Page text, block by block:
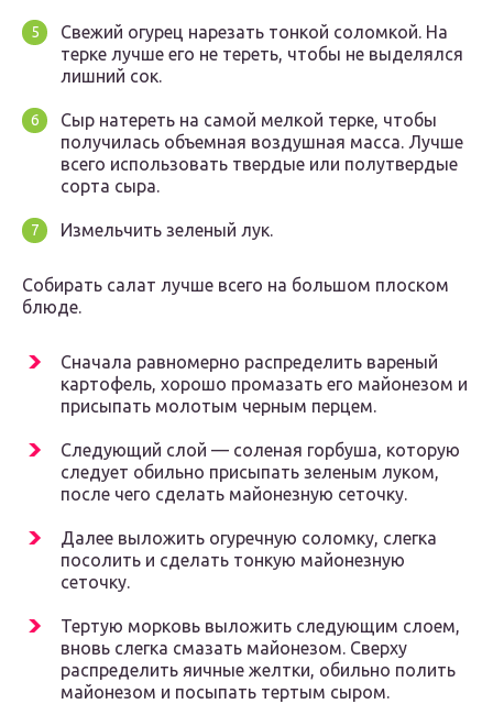
Свежий огурец нарезать тонкой соломкой. На
терке лучше его не тереть, чтобы не выделялся
лишний сок.
Сыр натереть на самой мелкой терке, чтобы
получилась объемная воздушная масса. Лучше
всего использовать твердые или полутвердые
сорта сыра.
Измельчить зеленый лук.
Собирать салат лучше всего на большом плоском
блюде.
Сначала равномерно распределить вареный
картофель, хорошо промазать его майонезом и
присыпать молотым черным перцем.
Следующий слой — соленая горбуша, которую
следует обильно присыпать зеленым луком,
после чего сделать майонезную сеточку.
Далее выложить огуречную соломку, слегка
посолить и сделать тонкую майонезную
сеточку.
Тертую морковь выложить следующим слоем,
вновь слегка смазать майонезом. Сверху
распределить яичные желтки, обильно полить
майонезом и посыпать тертым сыром.